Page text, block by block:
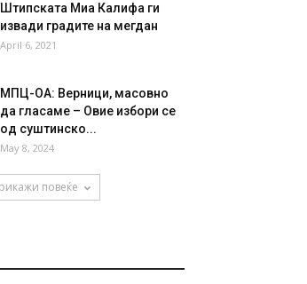
Облачно со дожд, на
планините снег,
January 29, 2020
ПАНДЕВ Е ИСТОРИЈАТА НА
ИТАЛИЈА, САМО МАНЧИНИ Е